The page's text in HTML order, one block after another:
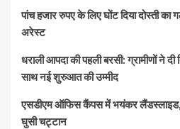
पांच हजार रुपए के लिए घोंट दिया दोस्ती का
अरेस्ट
धराली आपदा की पहली बरसी: ग्रामीणों ने दी
साथ नई शुरुआत की उम्मीद
एसडीएम ऑफिस कैंपस में भयंकर लैंडस्लाइड,
घुसी चट्टान